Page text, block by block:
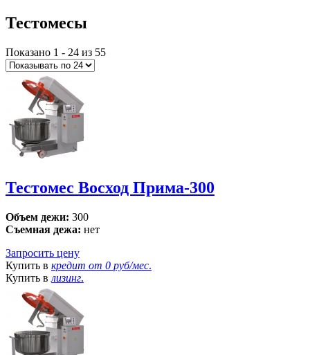
Тестомесы
Показано 1 - 24 из 55
Тестомес Восход Прима-300
Объем дежи: 300
Съемная дежа: нет
Запросить цену
Купить в кредит от 0 руб/мес.
Купить в лизинг.